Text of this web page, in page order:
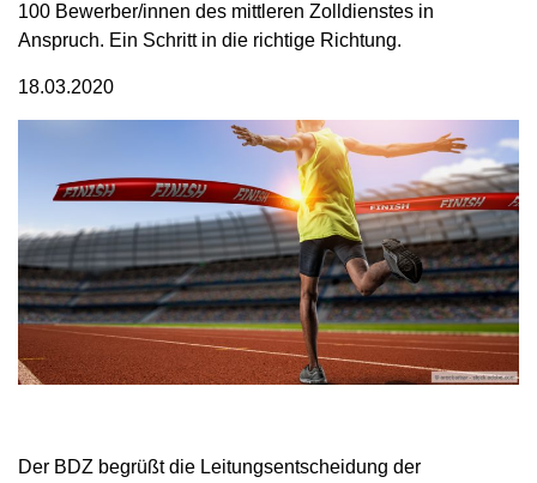
100 Bewerber/innen des mittleren Zolldienstes in
Anspruch. Ein Schritt in die richtige Richtung.
18.03.2020
Der BDZ begrüßt die Leitungsentscheidung der